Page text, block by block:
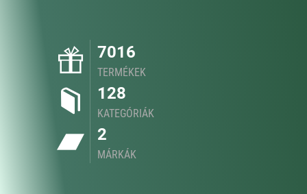
7016
TERMÉKEK
128
KATEGÓRIÁK
2
MÁRKÁK